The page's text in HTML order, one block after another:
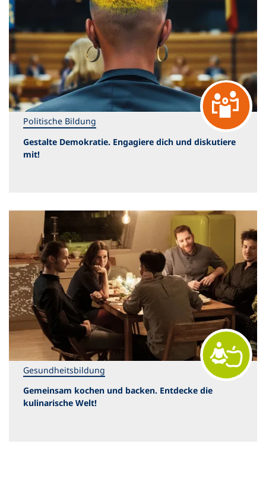
Politische Bildung
Gestalte Demokratie. Engagiere dich und diskutiere
mit!
Gesundheitsbildung
Gemeinsam kochen und backen. Entdecke die
kulinarische Welt!